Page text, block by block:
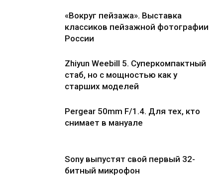
«Вокруг пейзажа». Выставка
классиков пейзажной фотографии
России
Zhiyun Weebill 5. Cуперкомпактный
стаб, но с мощностью как у
старших моделей
Pergear 50mm F/1.4. Для тех, кто
снимает в мануале
Sony выпустят свой первый 32-
битный микрофон